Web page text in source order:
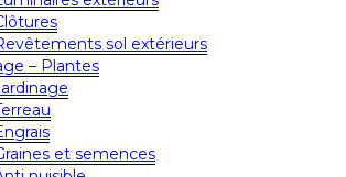
sol extérieurs
– Plantes
et semences